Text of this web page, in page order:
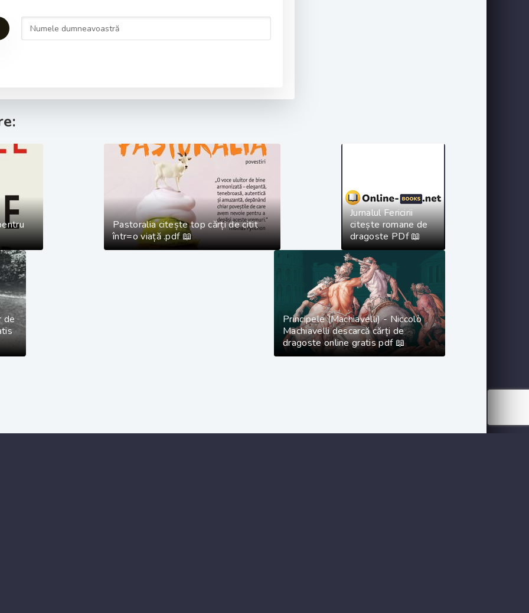
Pastoralia citește top cărți de citit
într=o viață .pdf 📖
Jurnalul Fericirii
citește romane de
dragoste PDf 📖
de
Principele (Machiavelli) - Niccolò
Machiavelli descarcă cărți de
dragoste online gratis pdf 📖